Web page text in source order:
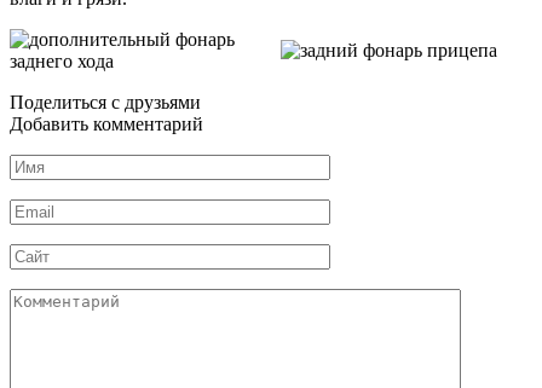
Поделиться с друзьями
Добавить комментарий
Имя
*
Email
*
Сайт
Комментарий